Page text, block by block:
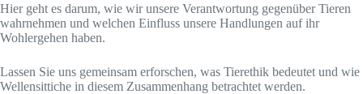
Hier geht es darum, wie wir unsere Verantwortung gegenüber Tieren
wahrnehmen und welchen Einfluss unsere Handlungen auf ihr
Wohlergehen haben.
Lassen Sie uns gemeinsam erforschen, was Tierethik bedeutet und wie
Wellensittiche in diesem Zusammenhang betrachtet werden.